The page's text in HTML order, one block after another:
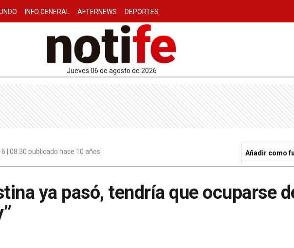
INFO GENERAL AFTERNEWS DEPORTES
jueves 06 de agosto de 2026
| 08:30 publicado hace 10 años Añadir como
ya pasó, tendría que ocuparse